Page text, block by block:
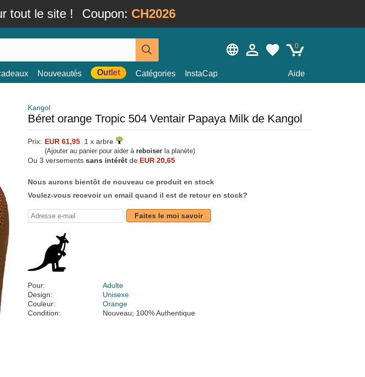
tout le site ! Coupon: CH2026
0
Nouveautés Outlet Catégories InstaCap Aide
Kangol
Béret orange Tropic 504 Ventair Papaya Milk de Kangol
Prix: EUR 61,95 1 x arbre
(Ajouter au panier pour aider à reboiser la planète)
Ou 3 versements sans intérêt de EUR 20,65
Nous aurons bientôt de nouveau ce produit en stock
Voulez-vous recevoir un email quand il est de retour en stock?
Faites le moi savoir
Pour:
Adulte
Design:
Unisexe
Couleur:
Orange
Condition:
Nouveau; 100% Authentique